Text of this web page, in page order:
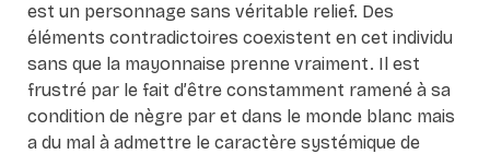
est un personnage sans véritable relief. Des
éléments contradictoires coexistent en cet individu
sans que la mayonnaise prenne vraiment. Il est
frustré par le fait d’être constamment ramené à sa
condition de nègre par et dans le monde blanc mais
a du mal à admettre le caractère systémique de